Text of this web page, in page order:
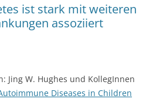
ist stark mit weiteren
assoziiert
Jing W. Hughes und KollegInnen
Diseases in Children